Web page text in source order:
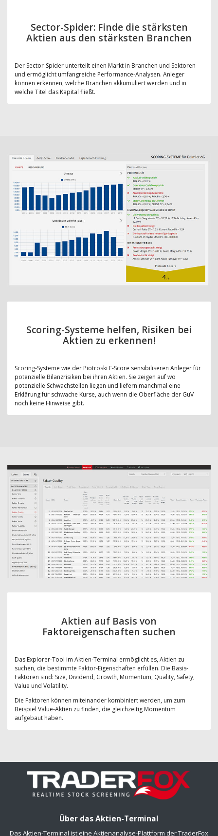
Sector-Spider: Finde die stärksten
Aktien aus den stärksten Branchen
Der Sector-Spider unterteilt einen Markt in Branchen und Sektoren
und ermöglicht umfangreiche Performance-Analysen. Anleger
können erkennen, welche Branchen akkumuliert werden und in
welche Titel das Kapital fließt.
Scoring-Systeme helfen, Risiken bei
Aktien zu erkennen!
Scoring-Systeme wie der Piotroski F-Score sensibiliseren Anleger für
potenzielle Bilanzrisiken bei ihren Aktien. Sie zeigen auf wo
potenzielle Schwachstellen liegen und liefern manchmal eine
Erklärung für schwache Kurse, auch wenn die Oberfläche der GuV
noch keine Hinweise gibt.
Aktien auf Basis von
Faktoreigenschaften suchen
Das Explorer-Tool im Aktien-Terminal ermöglicht es, Aktien zu
suchen, die bestimmte Faktor-Eigenschaften erfüllen. Die Basis-
Faktoren sind: Size, Dividend, Growth, Momentum, Quality, Safety,
Value und Volatility.
Die Faktoren können miteinander kombiniert werden, um zum
Beispiel Value-Aktien zu finden, die gleichzeitig Momentum
aufgebaut haben.
Über das Aktien-Terminal
Das Aktien-Terminal ist eine Aktienanalyse-Plattform der TraderFox